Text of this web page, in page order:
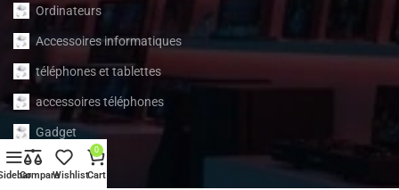
Ordinateurs
Accessoires informatiques
téléphones et tablettes
accessoires téléphones
Gadget
À propos
À propos
CompareWishlist
0
Cart